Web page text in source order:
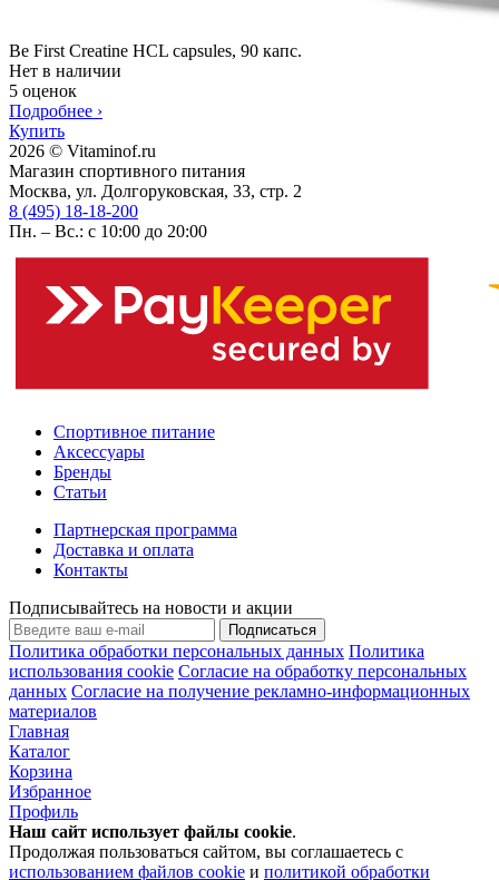
Be First Creatine HCL capsules, 90 капс.
Нет в наличии
5 оценок
Подробнее ›
Купить
2026 © Vitaminof.ru
Магазин спортивного питания
Москва, ул. Долгоруковская, 33, стр. 2
8 (495) 18-18-200
Пн. – Вс.: с 10:00 до 20:00
Спортивное питание
Аксессуары
Бренды
Статьи
Партнерская программа
Доставка и оплата
Контакты
Подписывайтесь на новости и акции
Подписаться
Политика обработки персональных данных Политика
использования cookie Согласие на обработку персональных
данных Согласие на получение рекламно-информационных
материалов
Главная
Каталог
Корзина
Избранное
Профиль
Наш сайт использует файлы cookie.
Продолжая пользоваться сайтом, вы соглашаетесь с
использованием файлов cookie и политикой обработки